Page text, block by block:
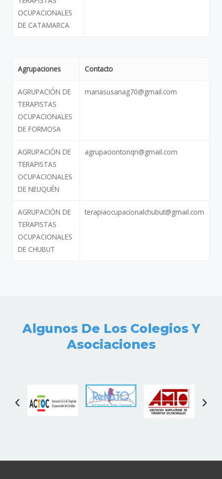
OCUPACIONALES
DE CATAMARCA
Agrupaciones Contacto
AGRUPACIÓN DE
TERAPISTAS
OCUPACIONALES
DE FORMOSA
mariasusanag70@gmail.com
AGRUPACIÓN DE
TERAPISTAS
OCUPACIONALES
DE NEUQUÉN
agrupaciontonqn@gmail.com
AGRUPACIÓN DE
TERAPISTAS
OCUPACIONALES
DE CHUBUT
terapiaocupacionalchubut@gmail.com
Algunos De Los Colegios Y
Asociaciones